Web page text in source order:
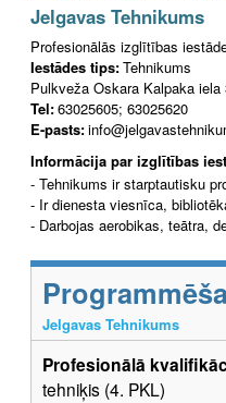
Jelgavas Tehnikums
Profesionālās izglītības
Iestādes tips:Tehnikums
Pulkveža Oskara Kalpaka iela
Tel:63025605; 63025620
E-pasts:
Informācija par izglītības
- Tehnikums ir starptautisku
- Ir dienesta viesnīca,
- Darbojas aerobikas, teātra,
Jelgavas Tehnikums
Profesionālā
tehniķis (4. PKL)